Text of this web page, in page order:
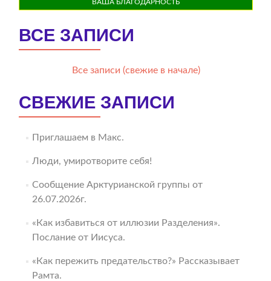
ВАША БЛАГОДАРНОСТЬ
ВСЕ ЗАПИСИ
Все записи (свежие в начале)
СВЕЖИЕ ЗАПИСИ
Приглашаем в Макс.
Люди, умиротворите себя!
Сообщение Арктурианской группы от
26.07.2026г.
«Как избавиться от иллюзии Разделения».
Послание от Иисуса.
«Как пережить предательство?» Рассказывает
Рамта.